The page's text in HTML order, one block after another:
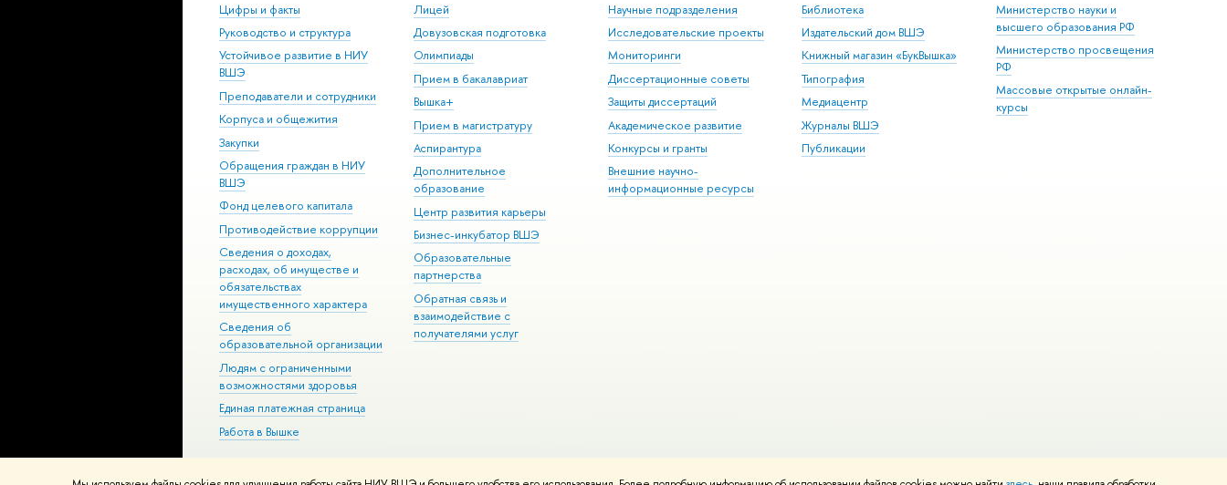
Цифры и факты
Руководство и структура
Устойчивое развитие в НИУ
ВШЭ
Преподаватели и сотрудники
Корпуса и общежития
Закупки
Обращения граждан в НИУ
ВШЭ
Фонд целевого капитала
Противодействие коррупции
Сведения о доходах,
расходах, об имуществе и
обязательствах
имущественного характера
Сведения об
образовательной организации
Людям с ограниченными
возможностями здоровья
Единая платежная страница
Работа в Вышке
Лицей
Довузовская подготовка
Олимпиады
Прием в бакалавриат
Вышка+
Прием в магистратуру
Аспирантура
Дополнительное
образование
Центр развития карьеры
Бизнес-инкубатор ВШЭ
Образовательные
партнерства
Обратная связь и
взаимодействие с
получателями услуг
Научные подразделения
Исследовательские проекты
Мониторинги
Диссертационные советы
Защиты диссертаций
Академическое развитие
Конкурсы и гранты
Внешние научно-
информационные ресурсы
Библиотека
Издательский дом ВШЭ
Книжный магазин «БукВышка»
Типография
Медиацентр
Журналы ВШЭ
Публикации
Министерство науки и
высшего образования РФ
Министерство просвещения
РФ
Массовые открытые онлайн-
курсы